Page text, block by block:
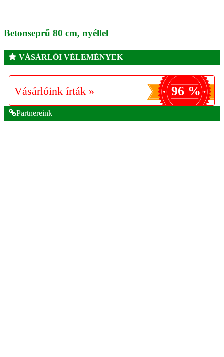
Betonseprű 80 cm, nyéllel
VÁSÁRLÓI VÉLEMÉNYEK
Vásárlóink írták » 96 %
Partnereink